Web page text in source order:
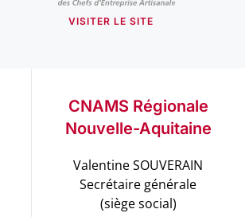
VISITER LE SITE
CNAMS Régionale
Nouvelle-Aquitaine
Valentine SOUVERAIN
Secrétaire générale
(siège social)